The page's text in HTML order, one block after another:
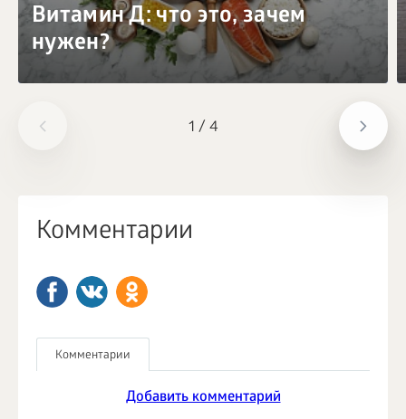
1 / 4
Витамин Д: что это, зачем
нужен?
Комментарии
Комментарии
Добавить комментарий